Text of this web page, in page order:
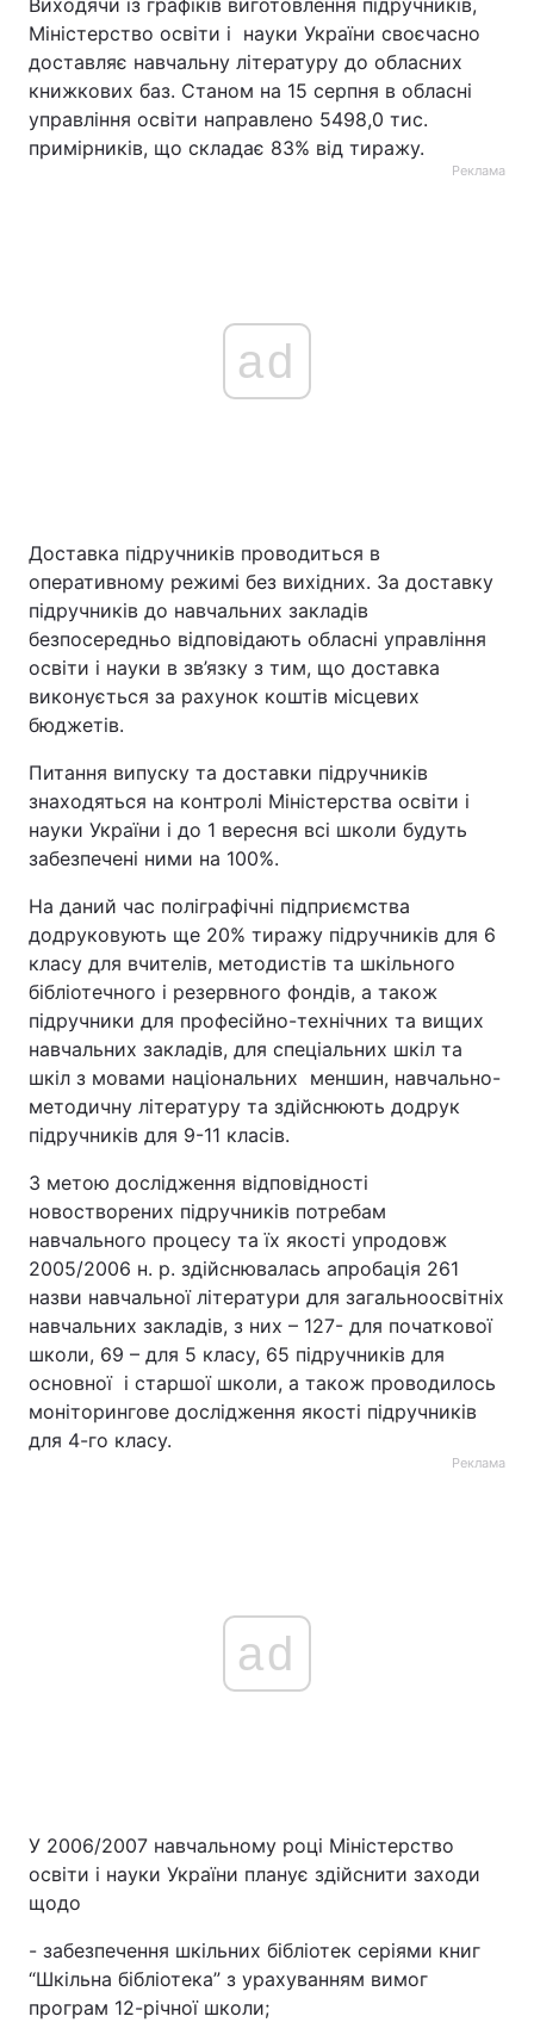
Виходячи із графіків виготовлення підручників,
Міністерство освіти і науки України своєчасно
доставляє навчальну літературу до обласних
книжкових баз. Станом на 15 серпня в обласні
управління освіти направлено 5498,0 тис.
примірників, що складає 83% від тиражу.
Реклама
ad
Доставка підручників проводиться в
оперативному режимі без вихідних. За доставку
підручників до навчальних закладів
безпосередньо відповідають обласні управління
освіти і науки в зв’язку з тим, що доставка
виконується за рахунок коштів місцевих
бюджетів.
Питання випуску та доставки підручників
знаходяться на контролі Міністерства освіти і
науки України і до 1 вересня всі школи будуть
забезпечені ними на 100%.
На даний час поліграфічні підприємства
додруковують ще 20% тиражу підручників для 6
класу для вчителів, методистів та шкільного
бібліотечного і резервного фондів, а також
підручники для професійно-технічних та вищих
навчальних закладів, для спеціальних шкіл та
шкіл з мовами національних меншин, навчально-
методичну літературу та здійснюють додрук
підручників для 9-11 класів.
З метою дослідження відповідності
новостворених підручників потребам
навчального процесу та їх якості упродовж
2005/2006 н. р. здійснювалась апробація 261
назви навчальної літератури для загальноосвітніх
навчальних закладів, з них – 127- для початкової
школи, 69 – для 5 класу, 65 підручників для
основної і старшої школи, а також проводилось
моніторингове дослідження якості підручників
для 4-го класу.
Реклама
ad
У 2006/2007 навчальному році Міністерство
освіти і науки України планує здійснити заходи
щодо
- забезпечення шкільних бібліотек серіями книг
“Шкільна бібліотека” з урахуванням вимог
програм 12-річної школи;